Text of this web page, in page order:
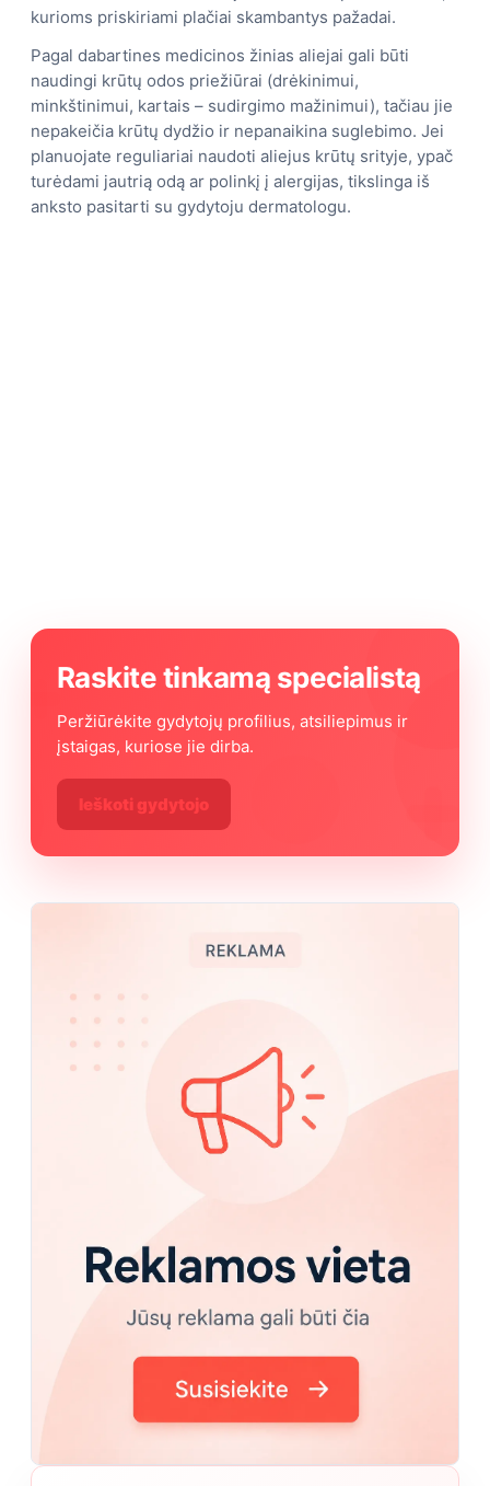
kurioms priskiriami plačiai skambantys pažadai.
Pagal dabartines medicinos žinias aliejai gali būti
naudingi krūtų odos priežiūrai (drėkinimui,
minkštinimui, kartais – sudirgimo mažinimui), tačiau jie
nepakeičia krūtų dydžio ir nepanaikina suglebimo. Jei
planuojate reguliariai naudoti aliejus krūtų srityje, ypač
turėdami jautrią odą ar polinkį į alergijas, tikslinga iš
anksto pasitarti su gydytoju dermatologu.
Raskite tinkamą specialistą
Peržiūrėkite gydytojų profilius, atsiliepimus ir
įstaigas, kuriose jie dirba.
Ieškoti gydytojo